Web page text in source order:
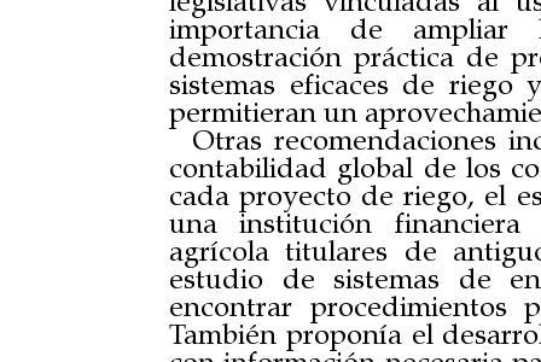
importancia de ampliar
demostración práctica de
sistemas eficaces de riego
permitieran un
Otras recomendaciones
contabilidad global de los
cada proyecto de riego, el
una institución
agrícola titulares de
estudio de sistemas de
encontrar procedimientos
También proponía el